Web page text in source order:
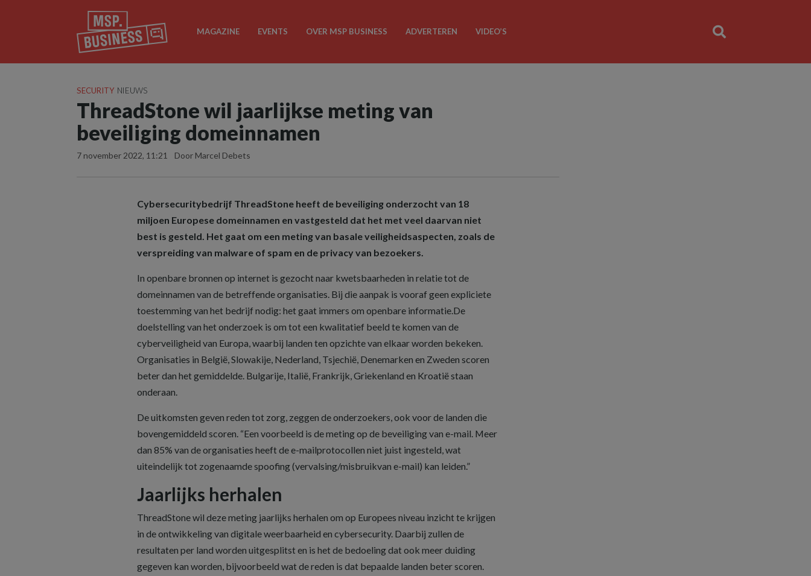
MAGAZINE EVENTS OVER MSP BUSINESS ADVERTEREN VIDEO’S
SECURITY NIEUWS
ThreadStone wil jaarlijkse meting van
beveiliging domeinnamen
7 november 2022, 11:21 Door Marcel Debets
Cybersecuritybedrijf ThreadStone heeft de beveiliging onderzocht van 18
miljoen Europese domeinnamen en vastgesteld dat het met veel daarvan niet
best is gesteld. Het gaat om een meting van basale veiligheidsaspecten, zoals de
verspreiding van malware of spam en de privacy van bezoekers.
In openbare bronnen op internet is gezocht naar kwetsbaarheden in relatie tot de
domeinnamen van de betreffende organisaties. Bij die aanpak is vooraf geen expliciete
toestemming van het bedrijf nodig: het gaat immers om openbare informatie.De
doelstelling van het onderzoek is om tot een kwalitatief beeld te komen van de
cyberveiligheid van Europa, waarbij landen ten opzichte van elkaar worden bekeken.
Organisaties in België, Slowakije, Nederland, Tsjechië, Denemarken en Zweden scoren
beter dan het gemiddelde. Bulgarije, Italië, Frankrijk, Griekenland en Kroatië staan
onderaan.
De uitkomsten geven reden tot zorg, zeggen de onderzoekers, ook voor de landen die
bovengemiddeld scoren. “Een voorbeeld is de meting op de beveiliging van e-mail. Meer
dan 85% van de organisaties heeft de e-mailprotocollen niet juist ingesteld, wat
uiteindelijk tot zogenaamde spoofing (vervalsing/misbruikvan e-mail) kan leiden.”
Jaarlijks herhalen
ThreadStone wil deze meting jaarlijks herhalen om op Europees niveau inzicht te krijgen
in de ontwikkeling van digitale weerbaarheid en cybersecurity. Daarbij zullen de
resultaten per land worden uitgesplitst en is het de bedoeling dat ook meer duiding
gegeven kan worden, bijvoorbeeld wat de reden is dat bepaalde landen beter scoren.